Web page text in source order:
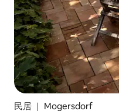
民居 ｜ Mogersdorf